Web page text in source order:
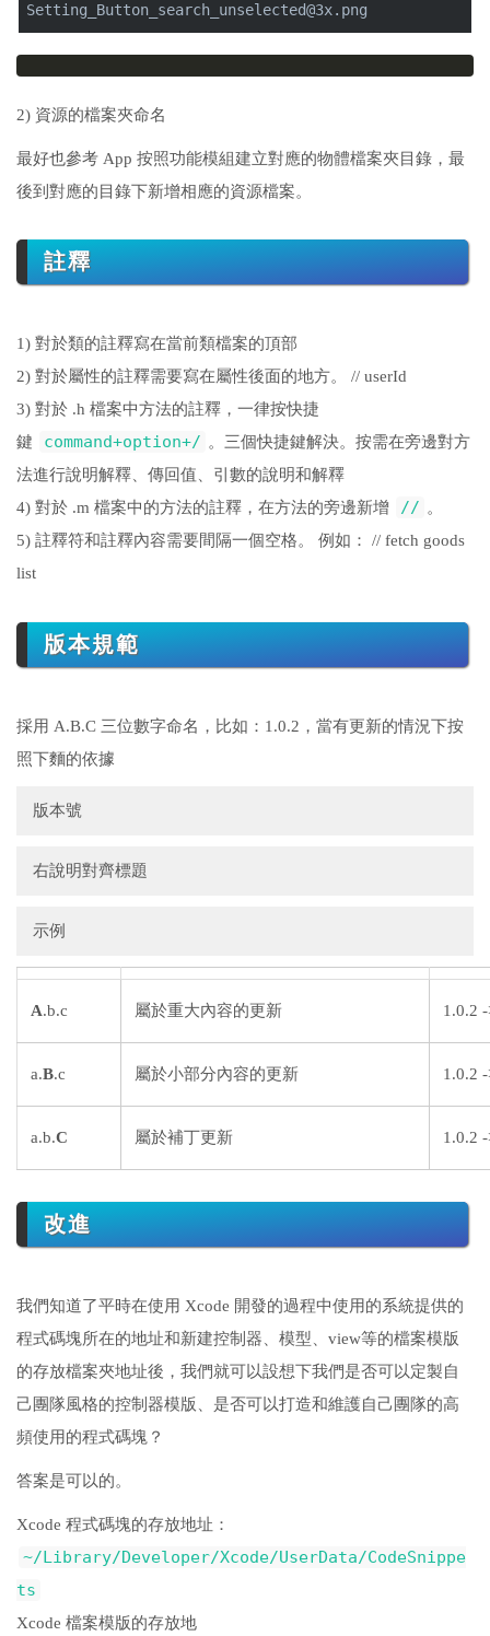
Setting_Button_search_unselected@3x.png
2) 資源的檔案夾命名
最好也參考 App 按照功能模組建立對應的物體檔案夾目錄，最
後到對應的目錄下新增相應的資源檔案。
註釋
1) 對於類的註釋寫在當前類檔案的頂部
2) 對於屬性的註釋需要寫在屬性後面的地方。 // userId
3) 對於 .h 檔案中方法的註釋，一律按快捷
鍵
command+option+/ 。三個快捷鍵解決。按需在旁邊對方
法進行說明解釋、傳回值、引數的說明和解釋
4) 對於 .m 檔案中的方法的註釋，在方法的旁邊新增
// 。
5) 註釋符和註釋內容需要間隔一個空格。 例如： // fetch goods
list
版本規範
採用 A.B.C 三位數字命名，比如：1.0.2，當有更新的情況下按
照下麵的依據
版本號
右說明對齊標題
示例
A.b.c 屬於重大內容的更新 1.0.2
a.B.c 屬於小部分內容的更新 1.0.2
a.b.C 屬於補丁更新 1.0.2
改進
我們知道了平時在使用 Xcode 開發的過程中使用的系統提供的
程式碼塊所在的地址和新建控制器、模型、view等的檔案模版
的存放檔案夾地址後，我們就可以設想下我們是否可以定製自
己團隊風格的控制器模版、是否可以打造和維護自己團隊的高
頻使用的程式碼塊？
答案是可以的。
Xcode 程式碼塊的存放地址：
~/Library/Developer/Xcode/UserData/CodeSnippe
ts
Xcode 檔案模版的存放地